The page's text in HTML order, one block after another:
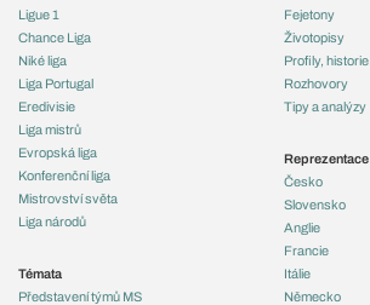
Ligue 1
Chance Liga
Niké liga
Liga Portugal
Eredivisie
Liga mistrů
Evropská liga
Konferenční liga
Mistrovství světa
Liga národů
Témata
Představení týmů MS
Fejetony
Životopisy
Profily, historie
Rozhovory
Tipy a analýzy
Reprezentace
Česko
Slovensko
Anglie
Francie
Itálie
Německo